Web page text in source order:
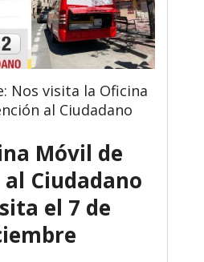
Nos visita la Oficina
al Ciudadano
Móvil de
Ciudadano
el 7 de